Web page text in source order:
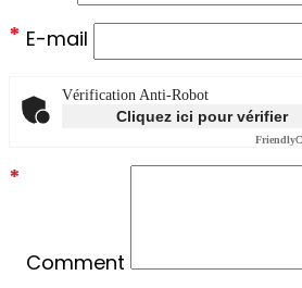
E-mail
*
Vérification Anti-Robot
Cliquez ici pour vérifier
Friendly
Comment
*